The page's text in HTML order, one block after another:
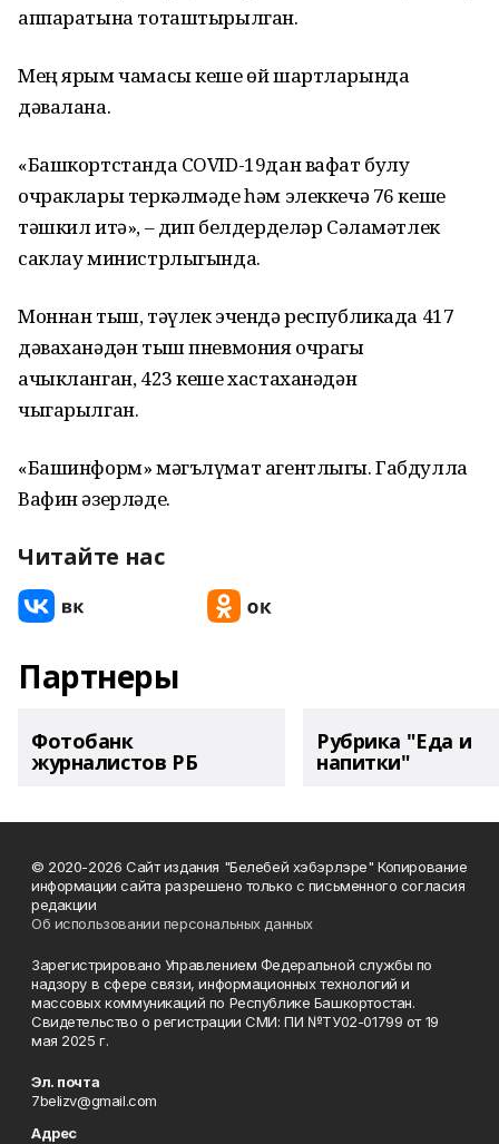
аппаратына тоташтырылган.
Мең ярым чамасы кеше өй шартларында
дәвалана.
«Башкортстанда COVID-19дан вафат булу
очраклары теркәлмәде һәм элеккечә 76 кеше
тәшкил итә», – дип белдерделәр Сәламәтлек
саклау министрлыгында.
Моннан тыш, тәүлек эчендә республикада 417
дәваханәдән тыш пневмония очрагы
ачыкланган, 423 кеше хастаханәдән
чыгарылган.
«Башинформ» мәгълүмат агентлыгы. Габдулла
Вафин әзерләде.
Читайте нас
Партнеры
Фотобанк
журналистов РБ
Рубрика "Еда и
напитки"
© 2020-2026 Сайт издания "Белебей хэбэрлэре" Копирование
информации сайта разрешено только с письменного согласия
редакции
Об использовании персональных данных
Зарегистрировано Управлением Федеральной службы по
надзору в сфере связи, информационных технологий и
массовых коммуникаций по Республике Башкортостан.
Свидетельство о регистрации СМИ: ПИ №ТУ02-01799 от 19
мая 2025 г.
Эл. почта
7belizv@gmail.com
Адрес